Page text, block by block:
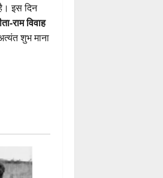
इस दिन
राम विवाह
शुभ माना